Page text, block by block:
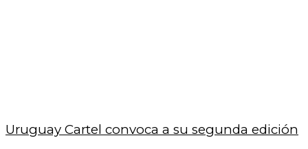
Uruguay Cartel convoca a su segunda edición